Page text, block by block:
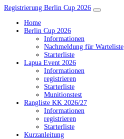
Registrierung Berlin Cup 2026
Home
Berlin Cup 2026
Informationen
Nachmeldung für Warteliste
Starterliste
Lapua Event 2026
Informationen
registrieren
Starterliste
Munitionstest
Rangliste KK 2026/27
Informationen
registrieren
Starterliste
Kurzanleitung